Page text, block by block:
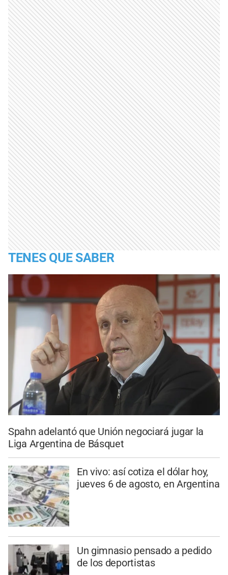
TENES QUE SABER
Spahn adelantó que Unión negociará jugar la
Liga Argentina de Básquet
En vivo: así cotiza el dólar hoy,
jueves 6 de agosto, en Argentina
Un gimnasio pensado a pedido
de los deportistas